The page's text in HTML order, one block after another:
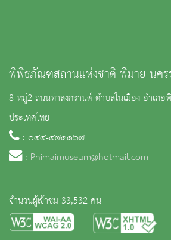
พิพิธภัณฑสถานแห่งชาติ พิมาย นคร
8 หมู่2 ถนนท่าสงกรานต์ ตำบลในเมือง อำเภอ
ประเทศไทย
: ๐๔๔-๔๗๑๑๖๗
: Phimaimuseum@hotmail.com
จำนวนผู้เข้าชม 33,532 คน